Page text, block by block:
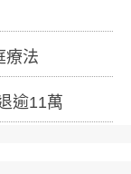
療法
逾11萬